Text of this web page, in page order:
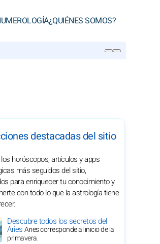
¿QUIÉNES SOMOS?
destacadas del sitio
horóscopos, artículos y apps
más seguidos del sitio,
para enriquecer tu conocimiento y
con todo lo que la astrología tiene
Descubre todos los secretos del
AriesAries corresponde al inicio de la
primavera.